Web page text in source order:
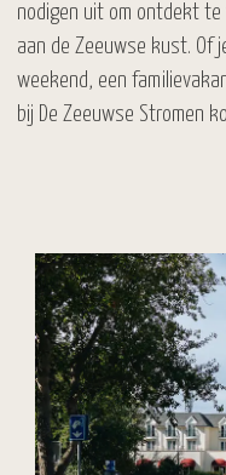
nodigen uit om ontdekt te
aan de Zeeuwse kust. Of
weekend, een
bij De Zeeuwse Stromen